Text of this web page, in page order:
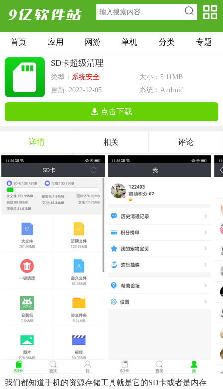
首页 应用 网游 单机 分类 专题
SD卡超级清理
类型： 系统安全
大小：5.11MB
更新: 2022-12-05
系统：Android
点击下载
详情 相关 评论
我们都知道手机的资源存储工具就是它的SD卡或者是内存